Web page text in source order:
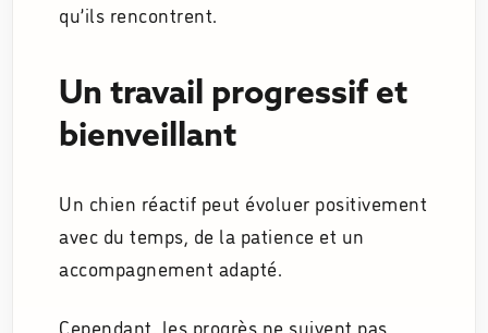
qu’ils rencontrent.
Un travail progressif et
bienveillant
Un chien réactif peut évoluer positivement
avec du temps, de la patience et un
accompagnement adapté.
Cependant, les progrès ne suivent pas